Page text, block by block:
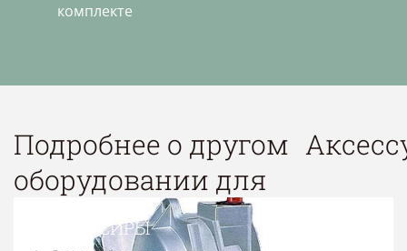
комплекте
Подробнее о другом
оборудовании для
БАЛАНСИРЫ